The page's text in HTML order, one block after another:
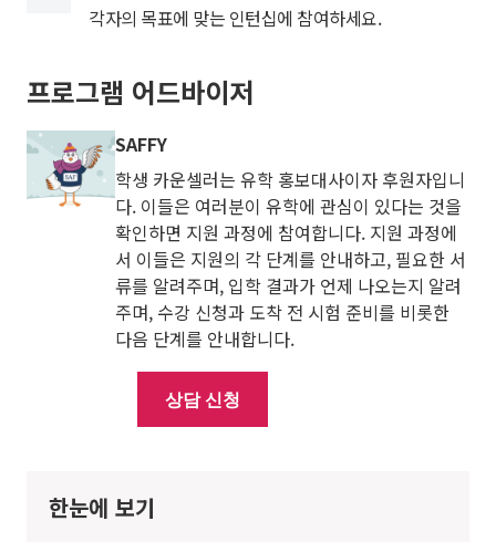
각자의 목표에 맞는 인턴십에 참여하세요.
프로그램 어드바이저
SAFFY
학생 카운셀러는 유학 홍보대사이자 후원자입니
다. 이들은 여러분이 유학에 관심이 있다는 것을
확인하면 지원 과정에 참여합니다. 지원 과정에
서 이들은 지원의 각 단계를 안내하고, 필요한 서
류를 알려주며, 입학 결과가 언제 나오는지 알려
주며, 수강 신청과 도착 전 시험 준비를 비롯한
다음 단계를 안내합니다.
상담 신청
한눈에 보기